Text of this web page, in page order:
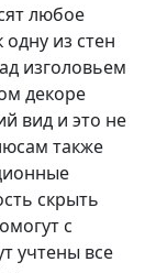
любое
из стен
изголовьем
декоре
вид и это не
также
скрыть
с
учтены все